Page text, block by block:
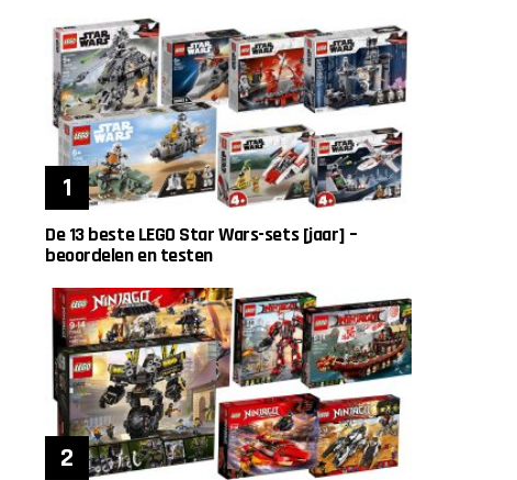
De 13 beste LEGO Star Wars-sets [jaar] –
beoordelen en testen